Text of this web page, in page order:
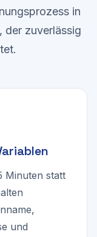
in
der zuverlässig
Minuten statt
und